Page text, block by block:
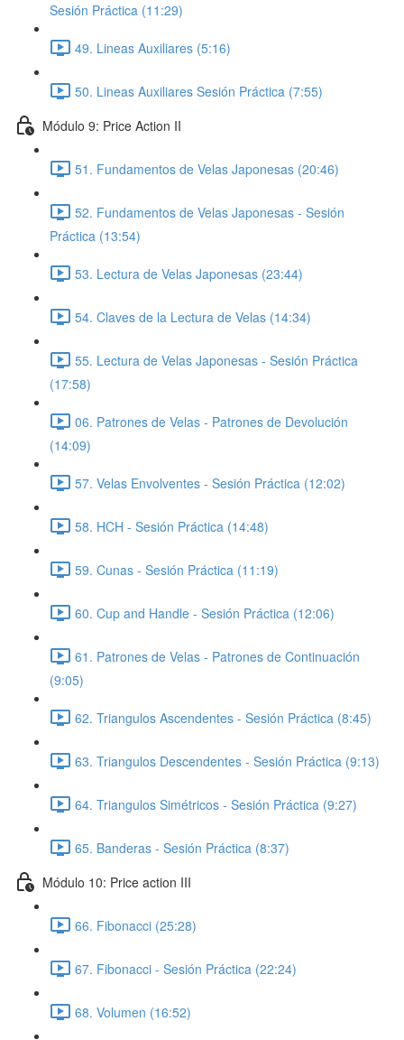
Sesión Práctica (11:29)
49. Lineas Auxiliares (5:16)
50. Lineas Auxiliares Sesión Práctica (7:55)
Módulo 9: Price Action II
51. Fundamentos de Velas Japonesas (20:46)
52. Fundamentos de Velas Japonesas - Sesión
Práctica (13:54)
53. Lectura de Velas Japonesas (23:44)
54. Claves de la Lectura de Velas (14:34)
55. Lectura de Velas Japonesas - Sesión Práctica
(17:58)
06. Patrones de Velas - Patrones de Devolución
(14:09)
57. Velas Envolventes - Sesión Práctica (12:02)
58. HCH - Sesión Práctica (14:48)
59. Cunas - Sesión Práctica (11:19)
60. Cup and Handle - Sesión Práctica (12:06)
61. Patrones de Velas - Patrones de Continuación
(9:05)
62. Triangulos Ascendentes - Sesión Práctica (8:45)
63. Triangulos Descendentes - Sesión Práctica (9:13)
64. Triangulos Simétricos - Sesión Práctica (9:27)
65. Banderas - Sesión Práctica (8:37)
Módulo 10: Price action III
66. Fibonacci (25:28)
67. Fibonacci - Sesión Práctica (22:24)
68. Volumen (16:52)